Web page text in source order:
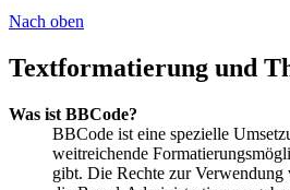
Nach oben
Textformatierung und
Was ist BBCode?
BBCode ist eine spezielle
weitreichende
gibt. Die Rechte zur